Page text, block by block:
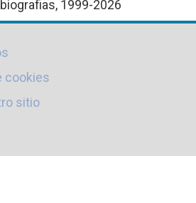
1999-2026
cookies
sitio